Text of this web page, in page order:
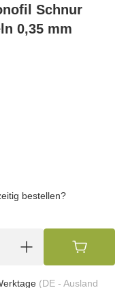
Schnur
0,35 mm
bestellen?
(DE - Ausland